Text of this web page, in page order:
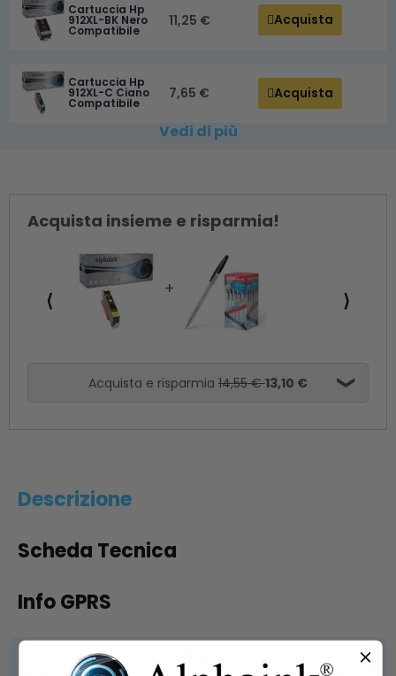
Cartuccia Hp
912XL-BK Nero
Compatibile
11,25 € Acquista
Cartuccia Hp
912XL-C Ciano
Compatibile
7,65 € Acquista
Vedi di più
Acquista insieme e risparmia!
⟨ ⟩
Acquista e risparmia 14,55 €13,10 €
Descrizione
Scheda Tecnica
Info GPRS
cartucce compatibili per HP H912XLY